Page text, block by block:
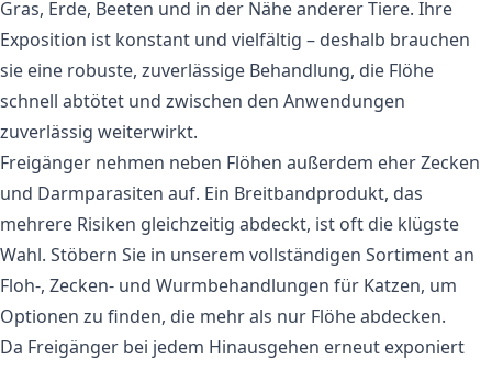
Gras, Erde, Beeten und in der Nähe anderer Tiere. Ihre
Exposition ist konstant und vielfältig – deshalb brauchen
sie eine robuste, zuverlässige Behandlung, die Flöhe
schnell abtötet und zwischen den Anwendungen
zuverlässig weiterwirkt.
Freigänger nehmen neben Flöhen außerdem eher Zecken
und Darmparasiten auf. Ein Breitbandprodukt, das
mehrere Risiken gleichzeitig abdeckt, ist oft die klügste
Wahl. Stöbern Sie in unserem vollständigen Sortiment an
Floh-, Zecken- und Wurmbehandlungen für Katzen, um
Optionen zu finden, die mehr als nur Flöhe abdecken.
Da Freigänger bei jedem Hinausgehen erneut exponiert